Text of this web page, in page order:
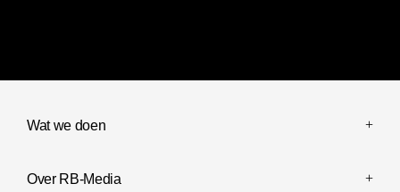
Wat we doen
Over RB-Media